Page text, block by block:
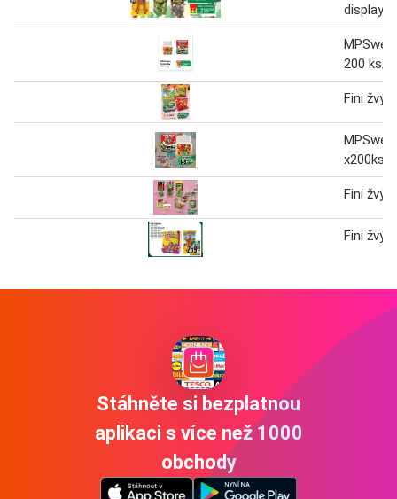
displayi
200 ks/
Fini
x200ks
Fini
Fini
Stáhněte si bezplatnou
aplikaci s více než 1000
obchody